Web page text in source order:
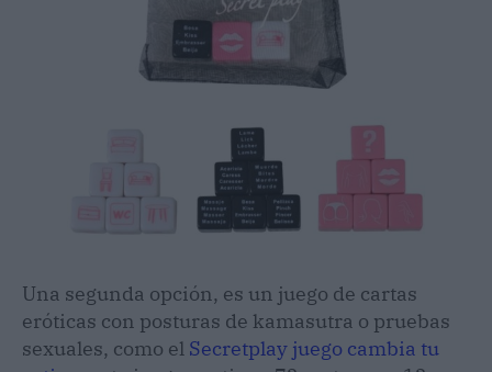
Una segunda opción, es un juego de cartas
eróticas con posturas de kamasutra o pruebas
sexuales, como el Secretplay juego cambia tu